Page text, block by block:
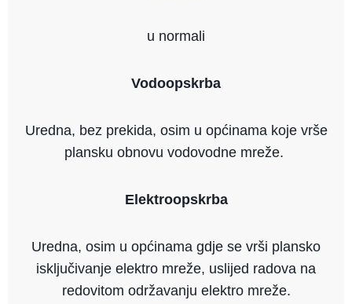
u normali
Vodoopskrba
Uredna, bez prekida, osim u općinama koje vrše
plansku obnovu vodovodne mreže.
Elektroopskrba
Uredna, osim u općinama gdje se vrši plansko
isključivanje elektro mreže, uslijed radova na
redovitom održavanju elektro mreže.